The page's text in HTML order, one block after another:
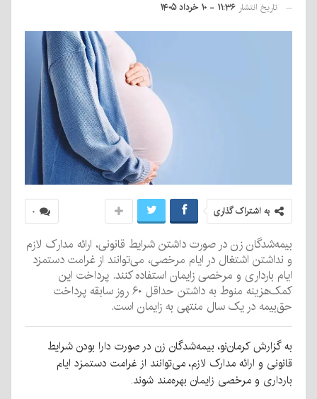
تاریخ انتشار ۱۱:۳۶ - ۱۰ خرداد ۱۴۰۵
۰ به اشتراک گذاری
بیمه‌شدگان زن در صورت داشتن شرایط قانونی، ارائه مدارک لازم
و نداشتن اشتغال در ایام مرخصی، می‌توانند از غرامت دستمزد
ایام بارداری و مرخصی زایمان استفاده کنند. پرداخت این
کمک‌هزینه منوط به داشتن حداقل ۶۰ روز سابقه پرداخت
حق‌بیمه در یک سال منتهی به زایمان است.
به گزارش کرمان‌نو، بیمه‌شدگان زن در صورت دارا بودن شرایط
قانونی و ارائه مدارک لازم، می‌توانند از غرامت دستمزد ایام
بارداری و مرخصی زایمان بهره‌مند شوند.